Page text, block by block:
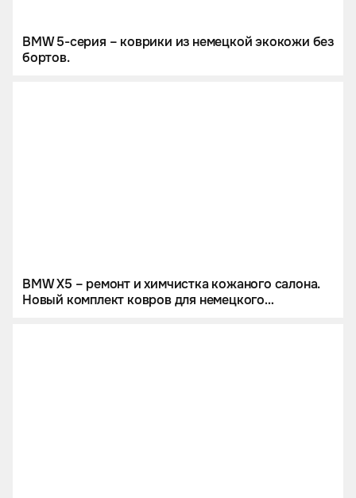
BMW 5-серия – коврики из немецкой экокожи без
бортов.
BMW X5 – ремонт и химчистка кожаного салона.
Новый комплект ковров для немецкого